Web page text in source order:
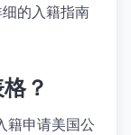
的入籍指南
？
籍申请美国公